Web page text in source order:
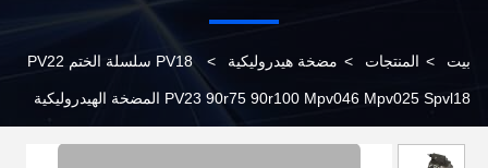
بيت > المنتجات > مضخة هيدروليكية > PV18 سلسلة الختم PV22
PV23 90r75 90r100 Mpv046 Mpv025 Spvl18 المضخة الهيدروليكية